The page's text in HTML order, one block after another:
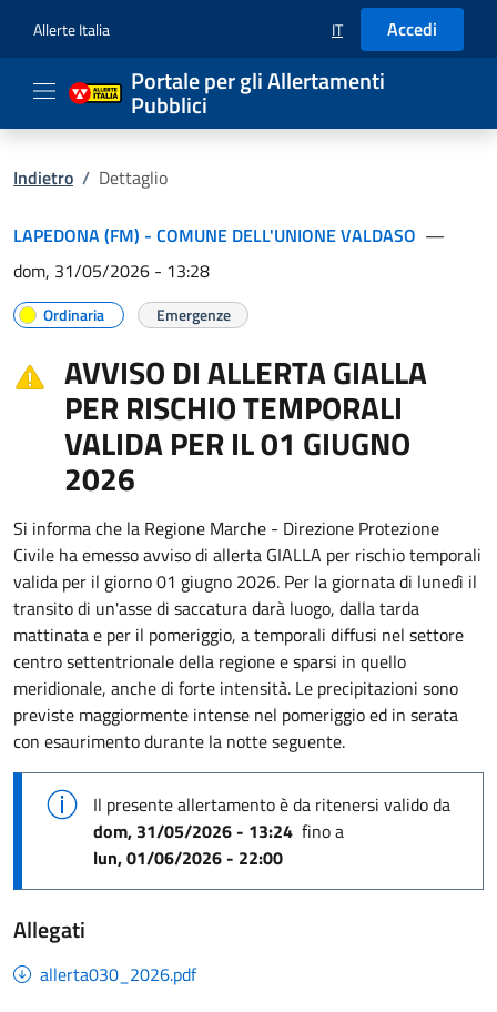
Allerte Italia SELEZIONE LINGUA:
IT Accedi
Portale per gli Allertamenti
Pubblici
Indietro / Dettaglio
LAPEDONA (FM) - COMUNE DELL'UNIONE VALDASO —
dom, 31/05/2026 - 13:28
Ordinaria Emergenze
AVVISO DI ALLERTA GIALLA
PER RISCHIO TEMPORALI
VALIDA PER IL 01 GIUGNO
2026
Si informa che la Regione Marche - Direzione Protezione
Civile ha emesso avviso di allerta GIALLA per rischio temporali
valida per il giorno 01 giugno 2026. Per la giornata di lunedì il
transito di un'asse di saccatura darà luogo, dalla tarda
mattinata e per il pomeriggio, a temporali diffusi nel settore
centro settentrionale della regione e sparsi in quello
meridionale, anche di forte intensità. Le precipitazioni sono
previste maggiormente intense nel pomeriggio ed in serata
con esaurimento durante la notte seguente.
Il presente allertamento è da ritenersi validoda
dom, 31/05/2026 - 13:24 fino a
lun, 01/06/2026 - 22:00
Allegati
allerta030_2026.pdf